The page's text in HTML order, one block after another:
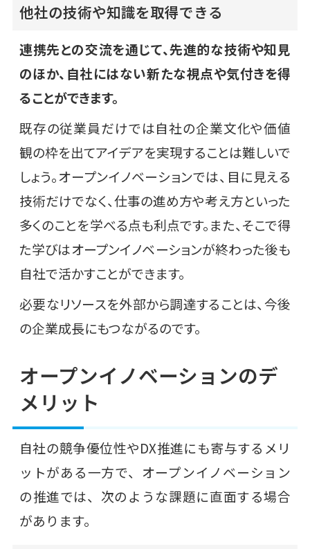
他社の技術や知識を取得できる
連携先との交流を通じて、先進的な技術や知見
のほか、自社にはない新たな視点や気付きを得
ることができます。
既存の従業員だけでは自社の企業文化や価値
観の枠を出てアイデアを実現することは難しいで
しょう。オープンイノベーションでは、目に見える
技術だけでなく、仕事の進め方や考え方といった
多くのことを学べる点も利点です。また、そこで得
た学びはオープンイノベーションが終わった後も
自社で活かすことができます。
必要なリソースを外部から調達することは、今後
の企業成長にもつながるのです。
オープンイノベーションのデ
メリット
自社の競争優位性やDX推進にも寄与するメリ
ットがある一方で、オープンイノベーション
の推進では、次のような課題に直面する場合
があります。